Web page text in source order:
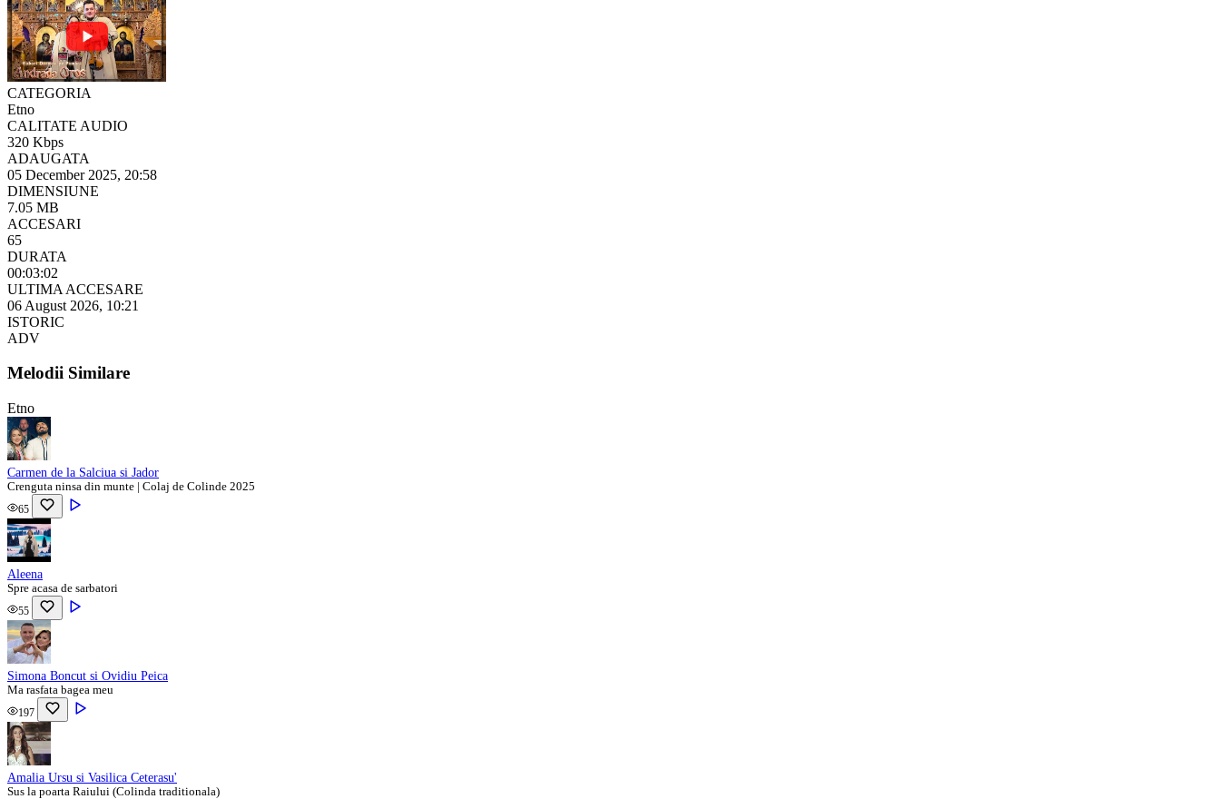
CATEGORIA
Etno
CALITATE AUDIO
320 Kbps
ADAUGATA
05 December 2025, 20:58
DIMENSIUNE
7.05 MB
ACCESARI
65
DURATA
00:03:02
ULTIMA ACCESARE
06 August 2026, 10:21
ISTORIC
ADV
Melodii Similare
Etno
Carmen de la Salciua si Jador
Crenguta ninsa din munte | Colaj de Colinde 2025
65
Aleena
Spre acasa de sarbatori
55
Simona Boncut si Ovidiu Peica
Ma rasfata bagea meu
197
Amalia Ursu si Vasilica Ceterasu'
Sus la poarta Raiului (Colinda traditionala)